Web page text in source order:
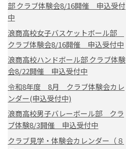
部 クラブ体験会8/16開催 申込受付
中
浪商高校女子バスケットボール部
クラブ体験会8/16開催 申込受付中
浪商高校ハンドボール部 クラブ体験
会8/22開催 申込受付中
令和8年度 8月 クラブ体験会カレ
ンダー(申込受付中)
浪商高校男子バレーボール部 クラ
ブ体験8/3開催 申込受付中
クラブ見学・体験会カレンダー（８